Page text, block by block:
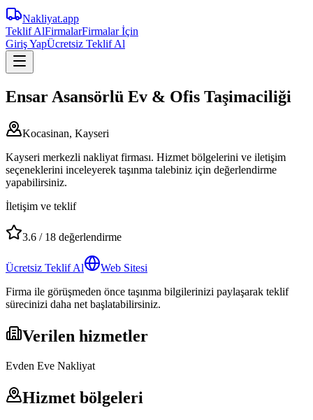
Nakliyat.app
Teklif AlFirmalarFirmalar İçin
Giriş YapÜcretsiz Teklif Al
Ensar Asansörlü Ev & Ofis Taşimaciliği
Kocasinan, Kayseri
Kayseri merkezli nakliyat firması. Hizmet bölgelerini ve iletişim
seçeneklerini inceleyerek taşınma talebiniz için değerlendirme
yapabilirsiniz.
İletişim ve teklif
3.6 / 18 değerlendirme
Ücretsiz Teklif Al
Web Sitesi
Firma ile görüşmeden önce taşınma bilgilerinizi paylaşarak teklif
sürecinizi daha net başlatabilirsiniz.
Verilen hizmetler
Evden Eve Nakliyat
Hizmet bölgeleri